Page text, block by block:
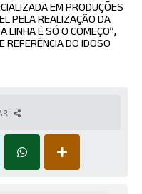
EM PRODUÇÕES
PELA REALIZAÇÃO DA
LINHA É SÓ O COMEÇO”,
REFERÊNCIA DO IDOSO